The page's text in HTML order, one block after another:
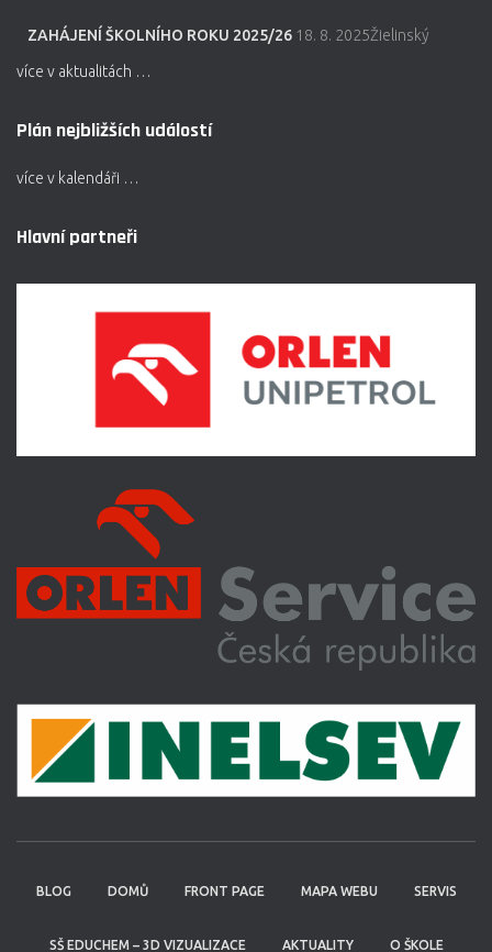
ZAHÁJENÍ ŠKOLNÍHO ROKU 2025/26 18. 8. 2025Žielinský
více v aktualitách …
Plán nejbližších událostí
více v kalendáři …
Hlavní partneři
BLOG DOMŮ FRONT PAGE MAPA WEBU SERVIS
SŠ EDUCHEM – 3D VIZUALIZACE AKTUALITY O ŠKOLE